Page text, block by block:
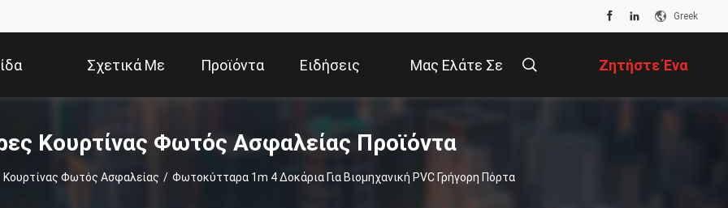
Greek
Σχετικά Με
Εμάς
Προϊόντα Ειδήσεις Μας Ελάτε Σε Ζητήστε Ένα
Απόσπασμα
Κουρτίνας Φωτός Ασφαλείας Προϊόντα
Κουρτίνας Φωτός Ασφαλείας / Φωτοκύτταρα 1m 4 Δοκάρια Για Βιομηχανική PVC Γρήγορη Πόρτα